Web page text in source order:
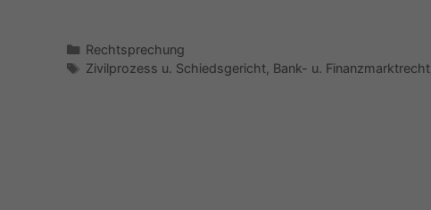
Kategorien
Rechtsprechung
Schlagwörter
Zivilprozess u. Schiedsgericht, Bank- u. Finanzmarktrecht